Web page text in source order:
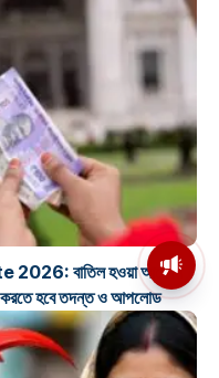
বাতিল হওয়া আবেদন
করতে হবে তদন্ত ও আপলোড
জবাব চাইলেন নওশাদ
না মিললে আইনি পদক্ষেপের